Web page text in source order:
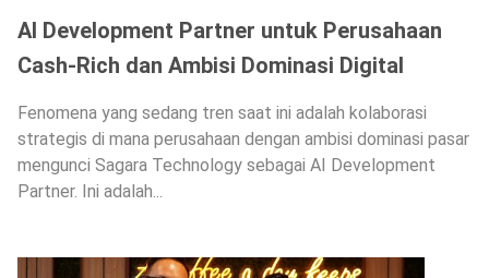
AI Development Partner untuk Perusahaan
Cash-Rich dan Ambisi Dominasi Digital
Fenomena yang sedang tren saat ini adalah kolaborasi
strategis di mana perusahaan dengan ambisi dominasi pasar
mengunci Sagara Technology sebagai AI Development
Partner. Ini adalah...